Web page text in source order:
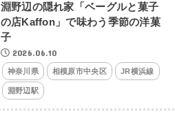
淵野辺の隠れ家「ベーグルと菓子
の店Kaffon」で味わう季節の洋菓
子
2026.06.10
神奈川県 相模原市中央区 JR横浜線
淵野辺駅